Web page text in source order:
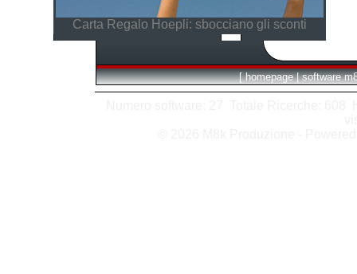
Carta Regalo Hoepli: sbocciano gli sconti
[ homepage | software